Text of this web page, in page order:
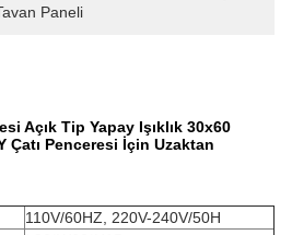
Paneli
Açık Tip Yapay Işıklık 30x60
Çatı Penceresi İçin Uzaktan
110V/60HZ, 220V-240V/50H